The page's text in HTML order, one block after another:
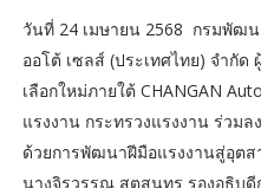
วันที่ 24 เมษายน 2568 กรมพัฒ
ออโต้ เซลส์ (ประเทศไทย) จำกั
เลือกใหม่ภายใต้ CHANGAN
แรงงาน กระทรวงแรงงาน ร่วม
ด้วยการพัฒนาฝีมือแรงงานสู่อุต
นางจิรวรรณ สุตสุนทร รองอธิบ